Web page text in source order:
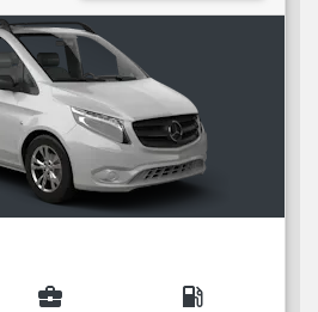
business_center local_gas_station